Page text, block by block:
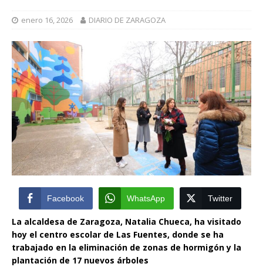
enero 16, 2026 DIARIO DE ZARAGOZA
Facebook WhatsApp Twitter
La alcaldesa de Zaragoza, Natalia Chueca, ha visitado
hoy el centro escolar de Las Fuentes, donde se ha
trabajado en la eliminación de zonas de hormigón y la
plantación de 17 nuevos árboles